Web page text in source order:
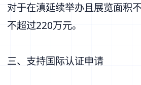
对于在滇延续举办且展览面积
不超过220万元。
三、支持国际认证申请